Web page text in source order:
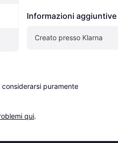
Informazioni aggiuntive
Creato presso Klarna
puramente
qui.